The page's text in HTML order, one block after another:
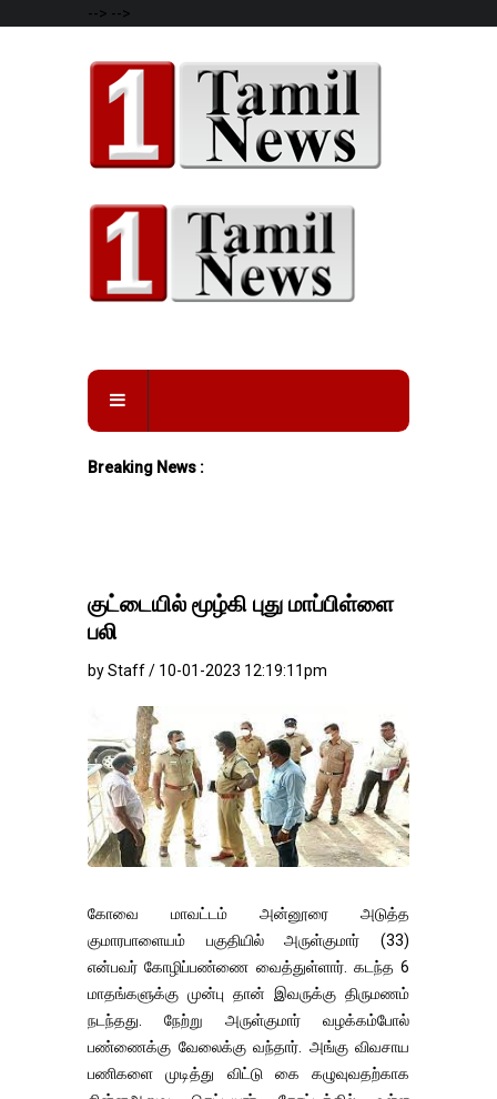
--> -->
Breaking News :
குட்டையில் மூழ்கி புது மாப்பிள்ளை
பலி
by Staff / 10-01-2023 12:19:11pm
கோவை மாவட்டம் அன்னூரை அடுத்த
குமாரபாளையம் பகுதியில் அருள்குமார் (33)
என்பவர் கோழிப்பண்ணை வைத்துள்ளார். கடந்த 6
மாதங்களுக்கு முன்பு தான் இவருக்கு திருமணம்
நடந்தது. நேற்று அருள்குமார் வழக்கம்போல்
பண்ணைக்கு வேலைக்கு வந்தார். அங்கு விவசாய
பணிகளை முடித்து விட்டு கை கழுவுவதற்காக